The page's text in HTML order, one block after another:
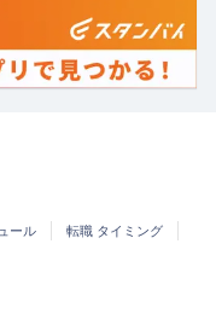
ール
転職 タイミング